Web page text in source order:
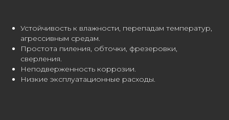
Устойчивость к влажности, перепадам температур,
агрессивным средам.
Простота пиления, обточки, фрезеровки,
сверления.
Неподверженность коррозии.
Низкие эксплуатационные расходы.